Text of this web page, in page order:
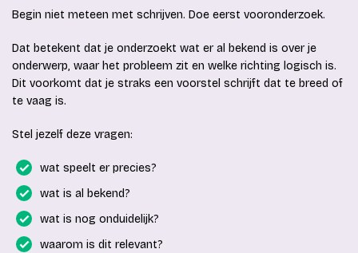
Begin niet meteen met schrijven. Doe eerst vooronderzoek.
Dat betekent dat je onderzoekt wat er al bekend is over je
onderwerp, waar het probleem zit en welke richting logisch is.
Dit voorkomt dat je straks een voorstel schrijft dat te breed of
te vaag is.
Stel jezelf deze vragen:
wat speelt er precies?
wat is al bekend?
wat is nog onduidelijk?
waarom is dit relevant?